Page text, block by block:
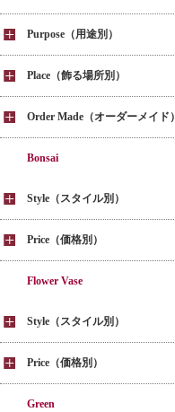
Purpose（用途別）
Place（飾る場所別）
Order Made（オーダーメイド）
Bonsai
Style（スタイル別）
Price（価格別）
Flower Vase
Style（スタイル別）
Price（価格別）
Green